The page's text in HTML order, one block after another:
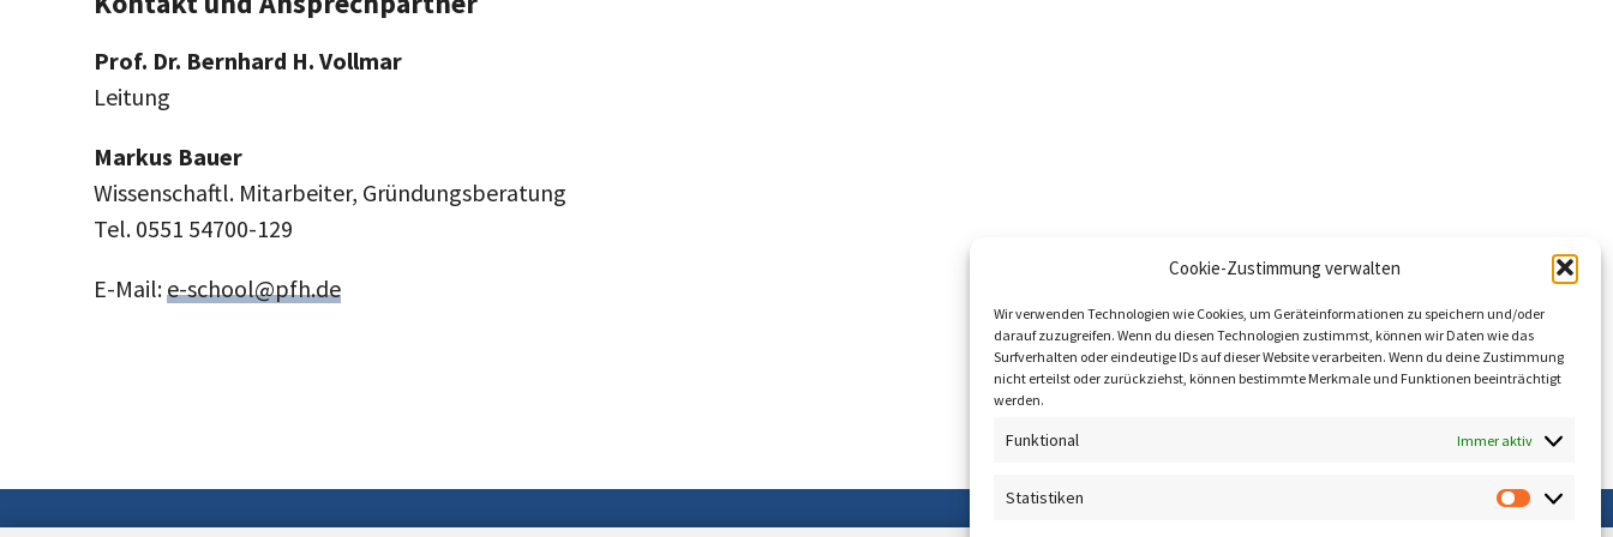
Cookie-Zustimmung verwalten
Wir verwenden Technologien wie Cookies, um Geräteinformationen zu speichern und/oder
darauf zuzugreifen. Wenn du diesen Technologien zustimmst, können wir Daten wie das
Surfverhalten oder eindeutige IDs auf dieser Website verarbeiten. Wenn du deine Zustimmung
nicht erteilst oder zurückziehst, können bestimmte Merkmale und Funktionen beeinträchtigt
werden.
Funktional Immer aktiv
Statistiken
Prof. Dr. Bernhard H. Vollmar
Leitung
Markus Bauer
Wissenschaftl. Mitarbeiter, Gründungsberatung
Tel. 0551 54700-129
E-Mail:e-school@pfh.de